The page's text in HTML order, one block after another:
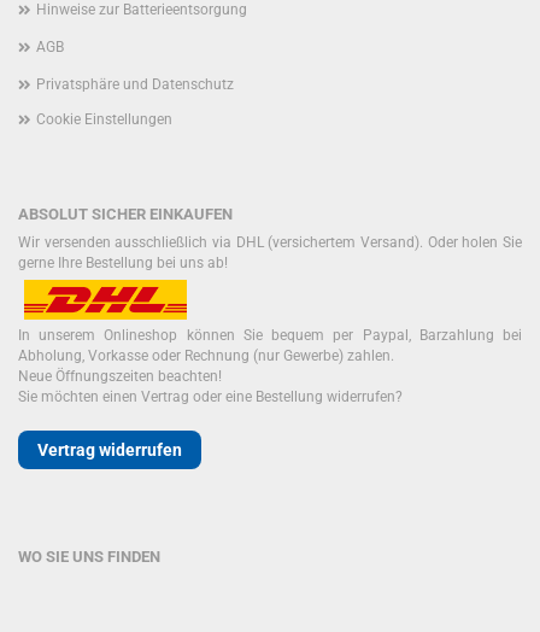
Hinweise zur Batterieentsorgung
AGB
Privatsphäre und Datenschutz
Cookie Einstellungen
ABSOLUT SICHER EINKAUFEN
Wir versenden ausschließlich via DHL (versichertem Versand). Oder holen Sie
gerne Ihre Bestellung bei uns ab!
In unserem Onlineshop können Sie bequem per Paypal, Barzahlung bei
Abholung, Vorkasse oder Rechnung (nur Gewerbe) zahlen.
Neue Öffnungszeiten beachten!
Sie möchten einen Vertrag oder eine Bestellung widerrufen?
Vertrag widerrufen
WO SIE UNS FINDEN